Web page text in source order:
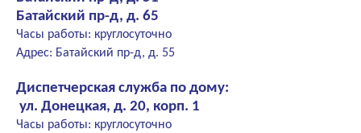
Батайский пр-д, д. 65
Часы работы: круглосуточно
Адрес: Батайский пр-д, д. 55
Диспетчерская служба по дому:
ул. Донецкая, д. 20, корп. 1
Часы работы: круглосуточно